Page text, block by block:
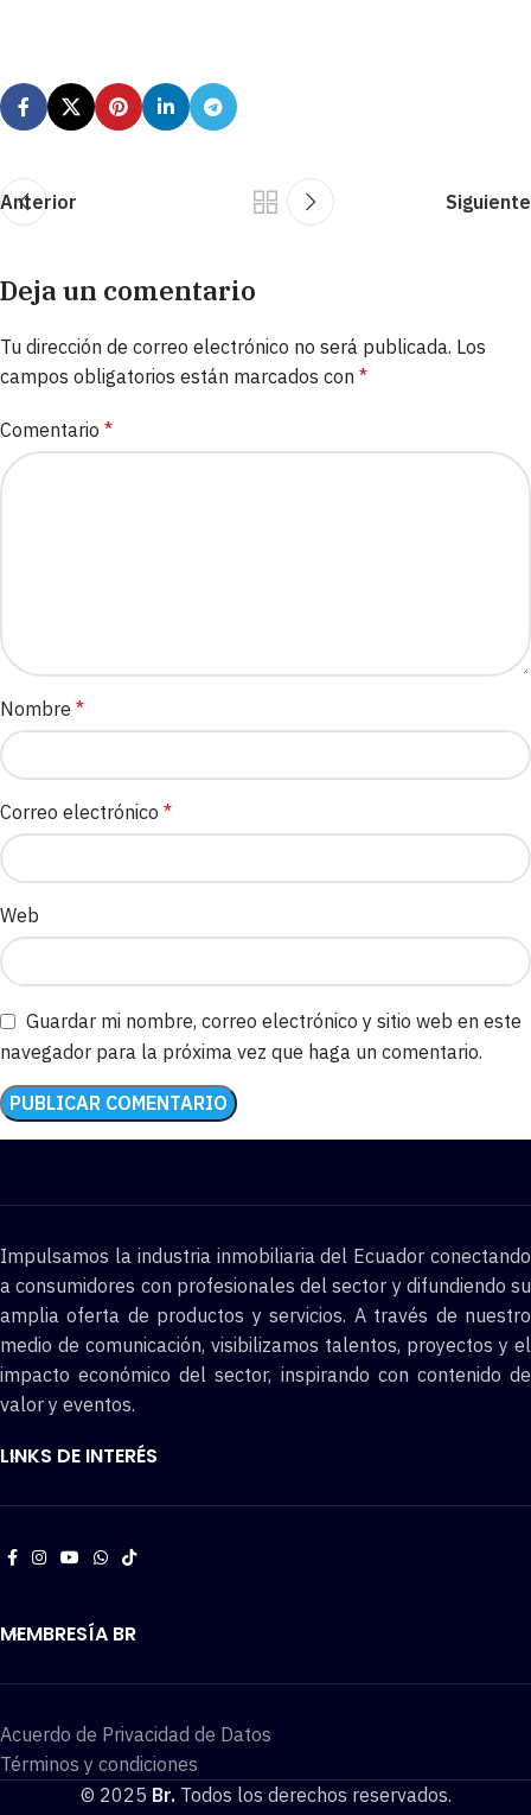
Anterior Siguiente
Deja un comentario
Tu dirección de correo electrónico no será publicada. Los
campos obligatorios están marcados con *
Comentario *
Nombre *
Correo electrónico *
Web
Guardar mi nombre, correo electrónico y sitio web en este
navegador para la próxima vez que haga un comentario.
Impulsamos la industria inmobiliaria del Ecuador conectando
a consumidores con profesionales del sector y difundiendo su
amplia oferta de productos y servicios. A través de nuestro
medio de comunicación, visibilizamos talentos, proyectos y el
impacto económico del sector, inspirando con contenido de
valor y eventos.
LINKS DE INTERÉS
MEMBRESÍA BR
Acuerdo de Privacidad de Datos
Términos y condiciones
© 2025 Br.Todos los derechos reservados.